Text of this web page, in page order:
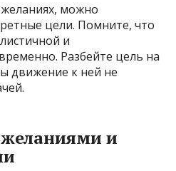
можно
цели. Помните, что
и
Разбейте цель на
движение к ней не
и